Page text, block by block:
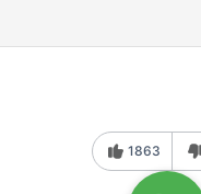
1863